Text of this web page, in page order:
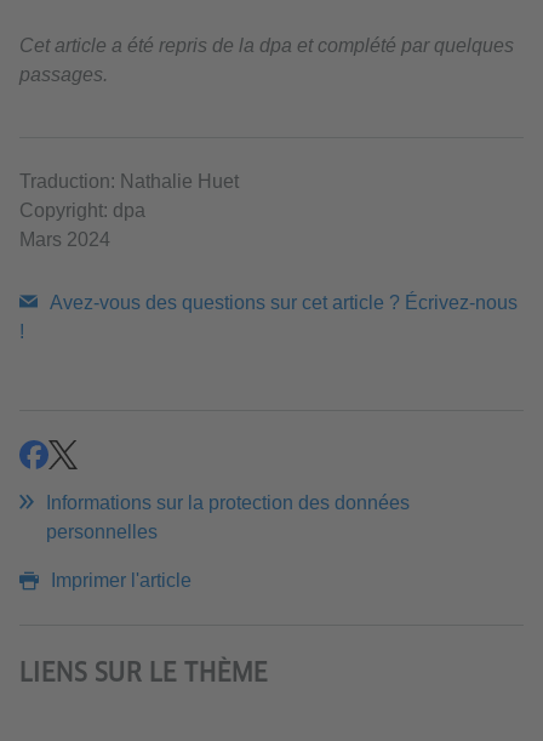
Cet article a été repris de la dpa et complété par quelques
passages.
Traduction: Nathalie Huet
Copyright: dpa
Mars 2024
Avez-vous des questions sur cet article ? Écrivez-nous
!
partagerpartager
Informations sur la protection des données
personnelles
Imprimer l'article
LIENS SUR LE THÈME